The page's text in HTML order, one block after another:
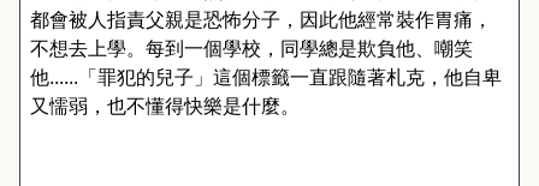
都會被人指責父親是恐怖分子，因此他經常裝作胃痛，
不想去上學。每到一個學校，同學總是欺負他、嘲笑
他...... 「罪犯的兒子」這個標籤一直跟隨著札克，他自卑
又懦弱，也不懂得快樂是什麼。